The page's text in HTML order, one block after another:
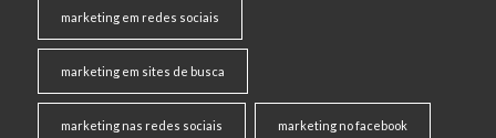
marketing em redes sociais
marketing em sites de busca
marketing nas redes sociais marketing no facebook